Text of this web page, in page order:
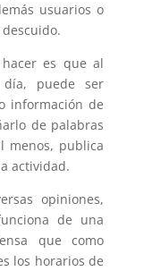
usuarios o
es que al
puede ser
información de
de palabras
menos, publica
actividad.
opiniones,
de una
que como
los horarios de